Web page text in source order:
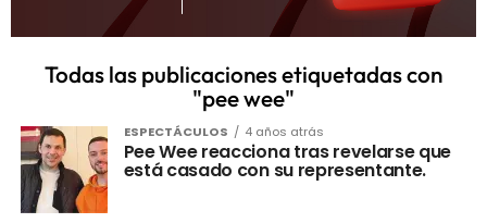
Todas las publicaciones etiquetadas con
"pee wee"
ESPECTÁCULOS 4 años atrás
Pee Wee reacciona tras revelarse que
está casado con su representante.